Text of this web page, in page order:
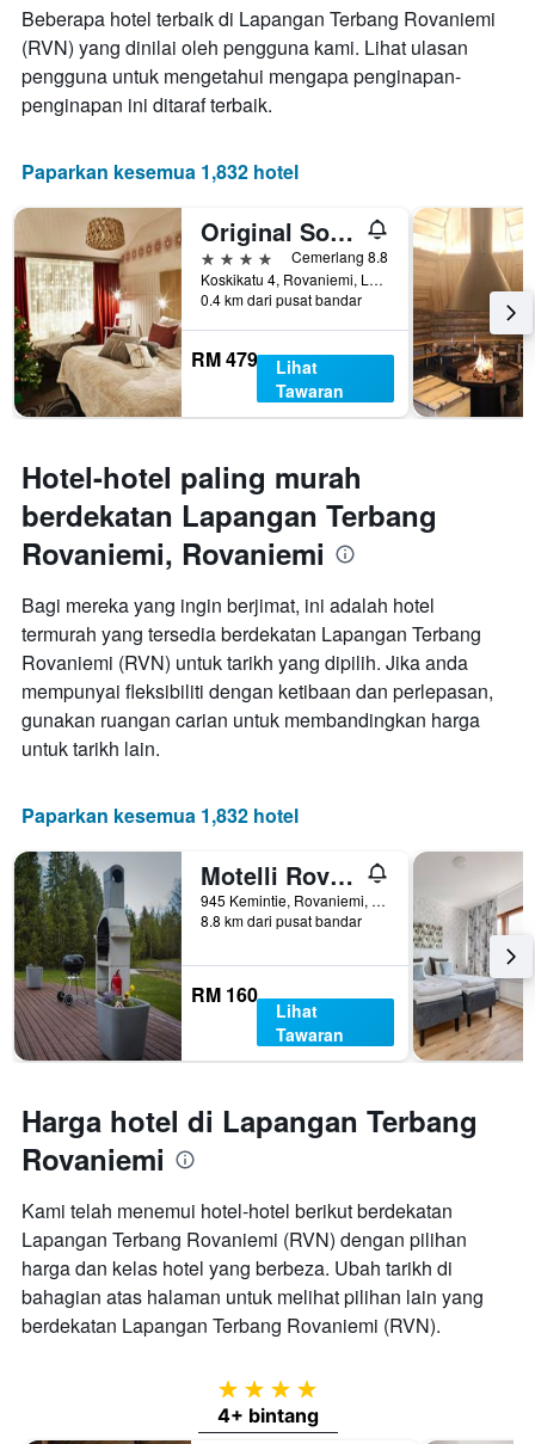
hari
sebelum
penginapan
Carta
mempunyai
paksi
Y
yang
memaparkan
harga
purata
bilik
Beberapa hotel terbaik di Lapangan Terbang Rovaniemi
(RVN) yang dinilai oleh pengguna kami. Lihat ulasan
pengguna untuk mengetahui mengapa penginapan-
penginapan ini ditaraf terbaik.
Paparkan kesemua 1,832 hotel
Original Sokos Hotel Vaakuna Rovaniemi
4 bintang
Cemerlang 8.8
Koskikatu 4, Rovaniemi, Lapland, Finland
0.4 km dari pusat bandar
RM 479
Lihat
Tawaran
Hotel-hotel paling murah
berdekatan Lapangan Terbang
Rovaniemi, Rovaniemi
Bagi mereka yang ingin berjimat, ini adalah hotel
termurah yang tersedia berdekatan Lapangan Terbang
Rovaniemi (RVN) untuk tarikh yang dipilih. Jika anda
mempunyai fleksibiliti dengan ketibaan dan perlepasan,
gunakan ruangan carian untuk membandingkan harga
untuk tarikh lain.
Paparkan kesemua 1,832 hotel
Motelli Rovaniemi
945 Kemintie, Rovaniemi, Lapland, Finland
8.8 km dari pusat bandar
RM 160
Lihat
Tawaran
Harga hotel di Lapangan Terbang
Rovaniemi
Kami telah menemui hotel-hotel berikut berdekatan
Lapangan Terbang Rovaniemi (RVN) dengan pilihan
harga dan kelas hotel yang berbeza. Ubah tarikh di
bahagian atas halaman untuk melihat pilihan lain yang
berdekatan Lapangan Terbang Rovaniemi (RVN).
4 bintang
4+ bintang